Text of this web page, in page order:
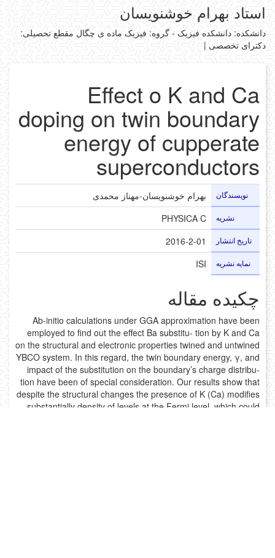
استاد بهرام خوشنویسان
دانشکده: دانشکده فیزیک - گروه: فیزیک ماده ی چگال مقطع تحصیلی:
دکترای تخصصی |
Effect o K and Ca
doping on twin boundary
energy of cupperate
superconductors
نویسندگان بهرام خوشنویسان-مهناز محمدی
نشریه PHYSICA C
تاریخ انتشار 2016-2-01
نمایه نشریه ISI
چکیده مقاله
Ab-initio calculations under GGA approximation have been
employed to find out the effect Ba substitu- tion by K and Ca
on the structural and electronic properties twined and untwined
YBCO system. In this regard, the twin boundary energy, γ, and
impact of the substitution on the boundary’s charge distribu-
tion have been of special consideration. Our results show that
despite the structural changes the presence of K (Ca) modifies
substantially density of levels at the Fermi level, which could